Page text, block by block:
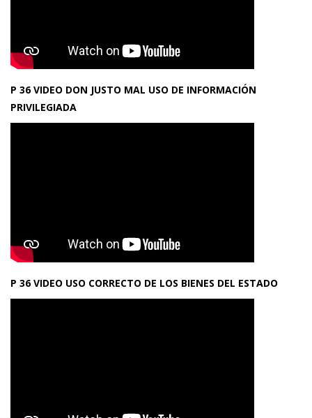
P 36 VIDEO DON JUSTO MAL USO DE INFORMACIÓN
PRIVILEGIADA
P 36 VIDEO USO CORRECTO DE LOS BIENES DEL ESTADO